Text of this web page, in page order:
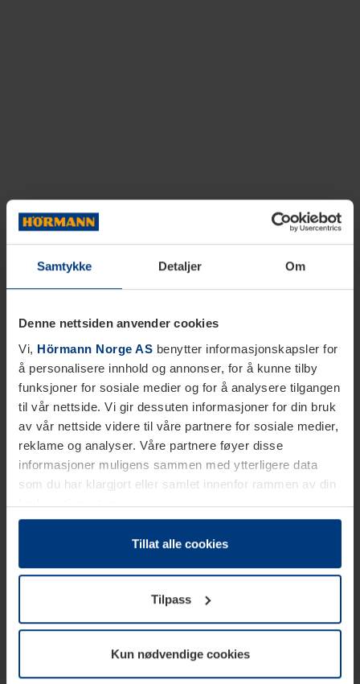
Samtykke Detaljer Om
Denne nettsiden anvender cookies
Vi, Hörmann Norge AS benytter informasjonskapsler for
å personalisere innhold og annonser, for å kunne tilby
funksjoner for sosiale medier og for å analysere tilgangen
til vår nettside. Vi gir dessuten informasjoner for din bruk
av vår nettside videre til våre partnere for sosiale medier,
reklame og analyser. Våre partnere føyer disse
informasjoner muligens sammen med ytterligere data
som du har klargjort eller samlet innenfor rammen av din
bruk av tjenestene.
Etter loven kan vi lagre informasjonskapsler på din
datamaskin, hvis disse er absolutt nødvendig for drift av
trenger vi din tillatelse. Du kan når som helst endre eller
tilbakekalle ditt samtykke i forklaringen av
informasjonskapselen på sidenPersonvernerklæringpå
Tillat alle cookies
Tilpass
Kun nødvendige cookies